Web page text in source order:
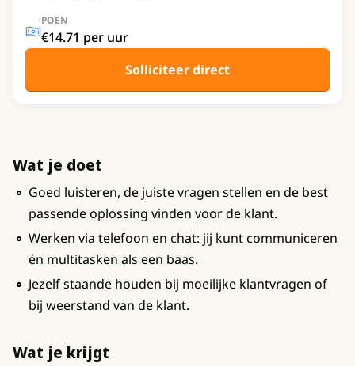
POEN
€14.71 per uur
Solliciteer direct
Wat je doet
Goed luisteren, de juiste vragen stellen en de best
passende oplossing vinden voor de klant.
Werken via telefoon en chat: jij kunt communiceren
én multitasken als een baas.
Jezelf staande houden bij moeilijke klantvragen of
bij weerstand van de klant.
Wat je krijgt